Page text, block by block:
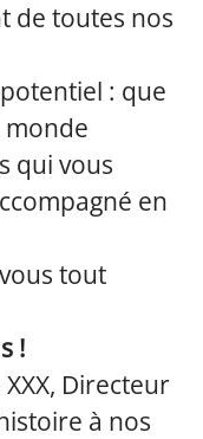
de toutes nos
: que
monde
qui vous
en
tout
!
Directeur
à nos